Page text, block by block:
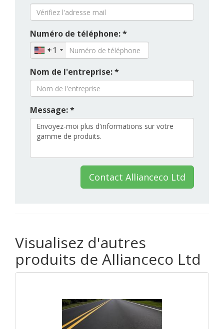
Numéro de téléphone: *
+1
Nom de l'entreprise: *
Message: *
Contact Allianceco Ltd
Visualisez d'autres
produits de Allianceco Ltd